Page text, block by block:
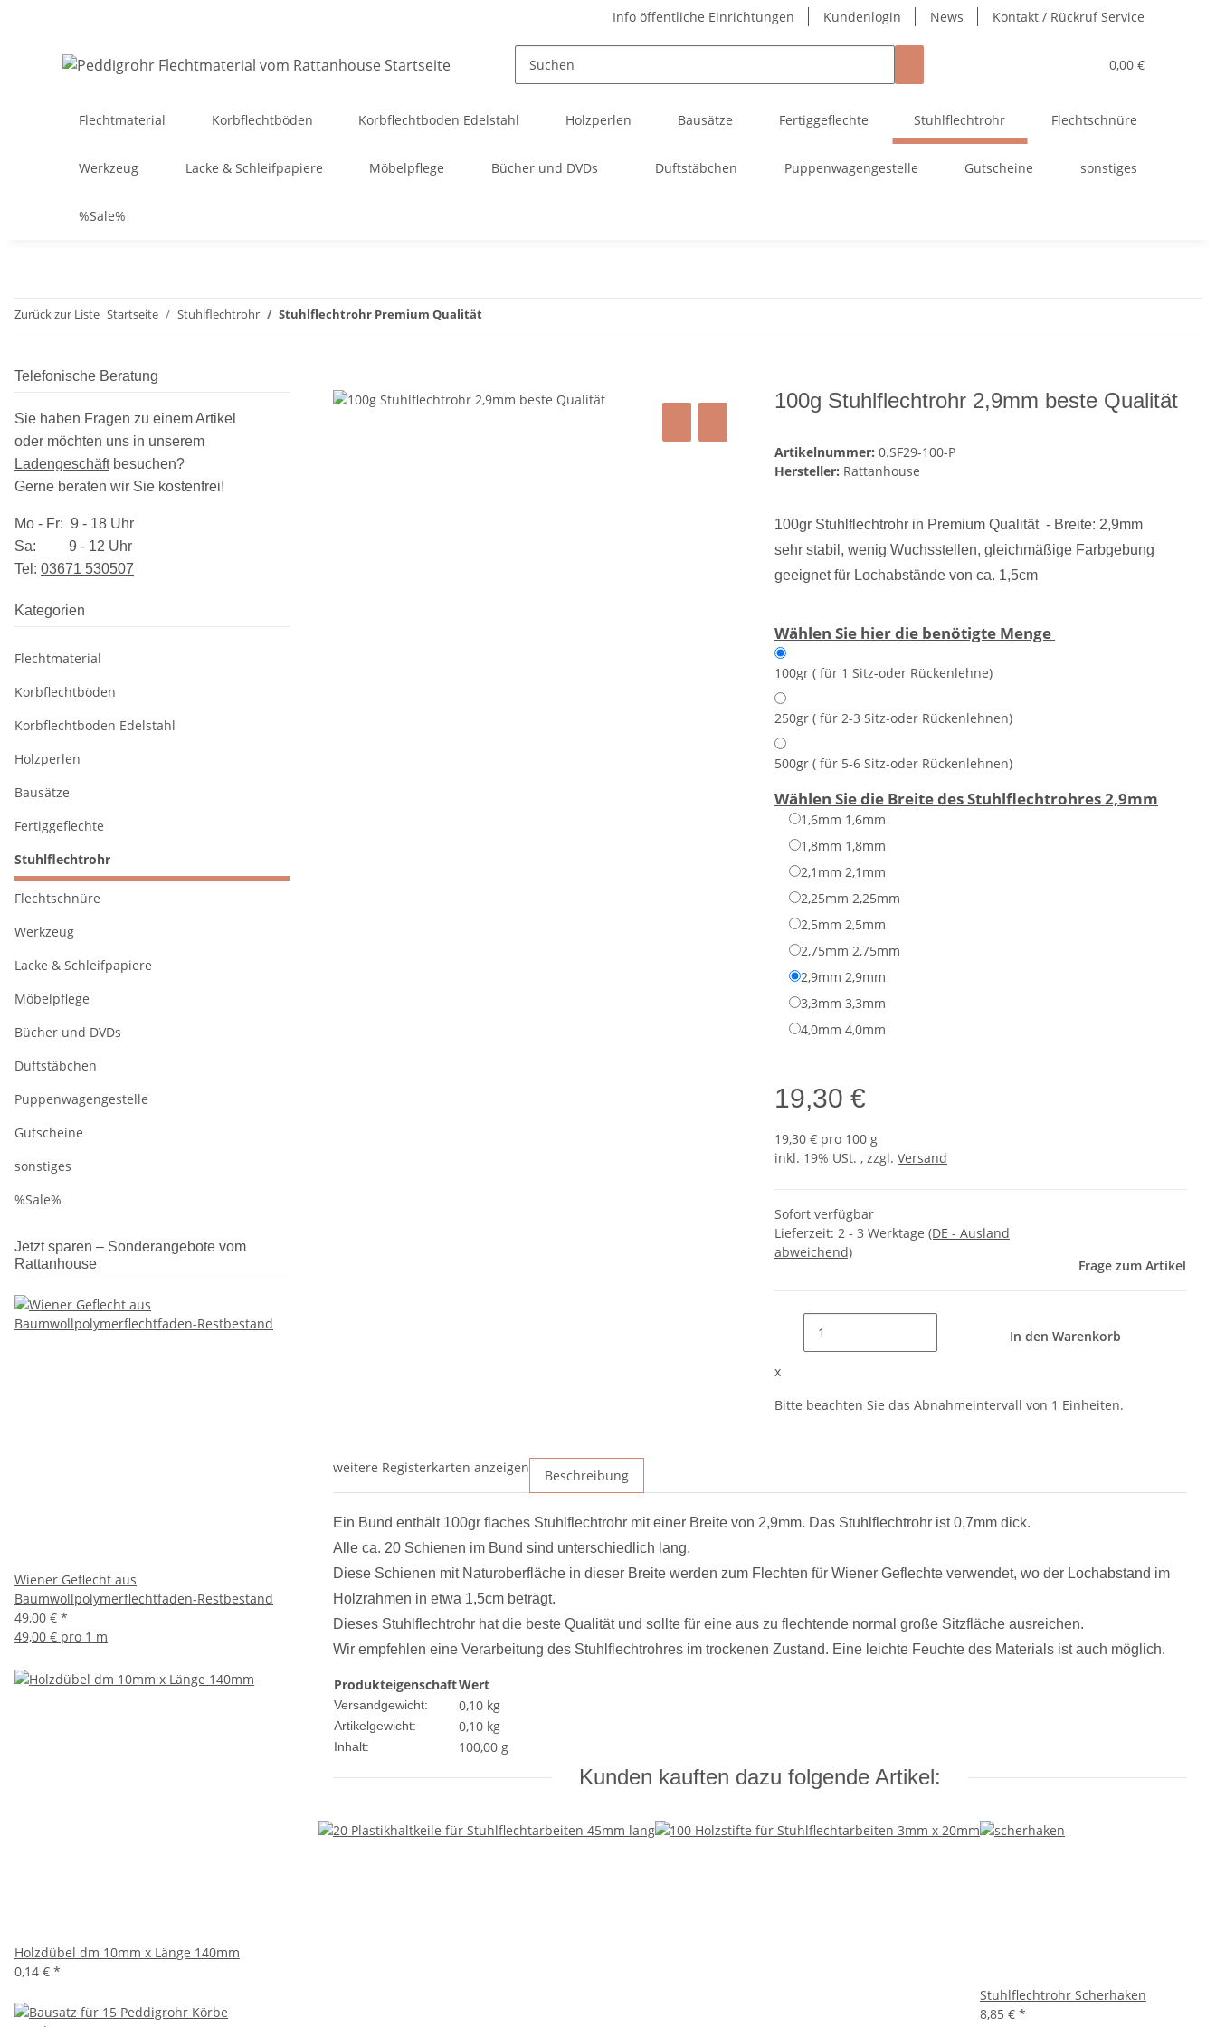
Info öffentliche Einrichtungen Kundenlogin News Kontakt / Rückruf Service
0,00 €
Flechtmaterial Korbflechtböden Korbflechtboden Edelstahl Holzperlen Bausätze Fertiggeflechte Stuhlflechtrohr Flechtschnüre
Werkzeug Lacke & Schleifpapiere Möbelpflege Bücher und DVDs Duftstäbchen Puppenwagengestelle Gutscheine sonstiges
%Sale%
Zurück zur Liste Startseite Stuhlflechtrohr Stuhlflechtrohr Premium Qualität
100g Stuhlflechtrohr 2,9mm beste Qualität
Artikelnummer: 0.SF29-100-P
Hersteller: Rattanhouse
100gr Stuhlflechtrohr in Premium Qualität - Breite: 2,9mm
sehr stabil, wenig Wuchsstellen, gleichmäßige Farbgebung
geeignet für Lochabstände von ca. 1,5cm
Wählen Sie hier die benötigte Menge
100gr ( für 1 Sitz-oder Rückenlehne)
250gr ( für 2-3 Sitz-oder Rückenlehnen)
500gr ( für 5-6 Sitz-oder Rückenlehnen)
Wählen Sie die Breite des Stuhlflechtrohres2,9mm
1,6mm 1,6mm
1,8mm 1,8mm
2,1mm 2,1mm
2,25mm 2,25mm
2,5mm 2,5mm
2,75mm 2,75mm
2,9mm 2,9mm
3,3mm 3,3mm
4,0mm 4,0mm
19,30 €
19,30 € pro 100 g
inkl. 19% USt. , zzgl. Versand
Sofort verfügbar
Lieferzeit: 2 - 3 Werktage (DE - Ausland
abweichend)
Frage zum Artikel
In den Warenkorb
x
Bitte beachten Sie das Abnahmeintervall von 1 Einheiten.
weitere Registerkarten anzeigen Beschreibung
Ein Bund enthält 100gr flaches Stuhlflechtrohr mit einer Breite von 2,9mm. Das Stuhlflechtrohr ist 0,7mm dick.
Alle ca. 20 Schienen im Bund sind unterschiedlich lang.
Diese Schienen mit Naturoberfläche in dieser Breite werden zum Flechten für Wiener Geflechte verwendet, wo der Lochabstand im
Holzrahmen in etwa 1,5cm beträgt.
Dieses Stuhlflechtrohr hat die beste Qualität und sollte für eine aus zu flechtende normal große Sitzfläche ausreichen.
Wir empfehlen eine Verarbeitung des Stuhlflechtrohres im trockenen Zustand. Eine leichte Feuchte des Materials ist auch möglich.
ProdukteigenschaftWert
Versandgewicht: 0,10 kg
Artikelgewicht: 0,10 kg
Inhalt: 100,00 g
Kunden kauften dazu folgende Artikel:
Stuhlflechtrohr Scherhaken
8,85 € *
Telefonische Beratung
Sie haben Fragen zu einem Artikel
oder möchten uns in unserem
Ladengeschäftbesuchen?
Gerne beraten wir Sie kostenfrei!
Mo - Fr: 9 - 18 Uhr
Sa: 9 - 12 Uhr
Tel: 03​671 530507
Kategorien
Flechtmaterial
Korbflechtböden
Korbflechtboden Edelstahl
Holzperlen
Bausätze
Fertiggeflechte
Stuhlflechtrohr
Flechtschnüre
Werkzeug
Lacke & Schleifpapiere
Möbelpflege
Bücher und DVDs
Duftstäbchen
Puppenwagengestelle
Gutscheine
sonstiges
%Sale%
Jetzt sparen – Sonderangebote vom
Rattanhouse
Wiener Geflecht aus
Baumwollpolymerflechtfaden-Restbestand
49,00 € *
49,00 € pro 1 m
Holzdübel dm 10mm x Länge 140mm
0,14 € *